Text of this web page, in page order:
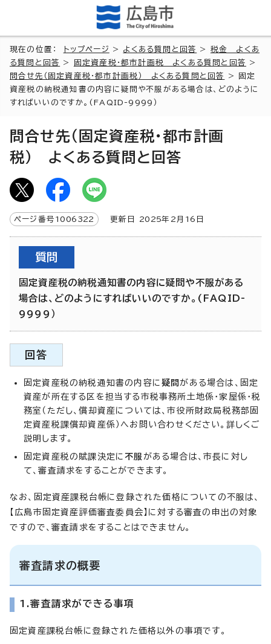
現在の位置： トップページ > よくある質問と回答 > 税金 よくあ
る質問と回答
> 固定資産税・都市計画税 よくある質問と回答
>
問合せ先（固定資産税・都市計画税） よくある質問と回答
> 固定
資産税の納税通知書の内容に疑問や不服がある場合は、どのように
すればいいのですか。(FAQID-9999）
問合せ先（固定資産税・都市計画
税） よくある質問と回答
ページ番号 1006322 更新日 2025年2月 16 日
質問
固定資産税の納税通知書の内容に疑問や不服がある
場合は、どのようにすればいいのですか。(FAQID-
9999）
回答
固定資産税の納税通知書の内容に 疑問 がある場合は、固定
資産が所在する区を担当する市税事務所土地係・家屋係・税
務室（ただし、償却資産については、市役所財政局税務部固
定資産税課償却資産係）へお問い合わせください。詳しくご
説明します。
固定資産税の賦課決定に不服 がある場合は、市長に対し
て、審査請求をすることができます。
なお、固定資産課税台帳に登録された価格についての不服は、
【広島市固定資産評価審査委員会】に対する審査の申出の対象
ですので、審査請求をすることはできません。
審査請求の概要
1.審査請求ができる事項
固定資産課税台帳に登録された価格以外の事項です。